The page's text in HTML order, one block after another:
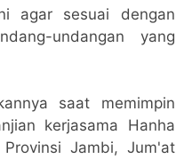
agar sesuai dengan
undangan yang
saat memimpin
kerjasama Hanha
Jambi, Jum'at